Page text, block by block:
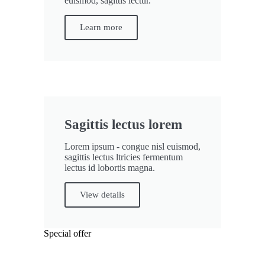
Learn more
Sagittis lectus lorem
Lorem ipsum - congue nisl euismod,
sagittis lectus ltricies fermentum
lectus id lobortis magna.
View details
Special offer